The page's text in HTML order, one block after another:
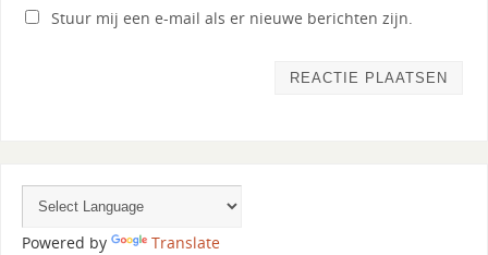
Stuur mij een e-mail als er nieuwe berichten zijn.
Powered by Translate